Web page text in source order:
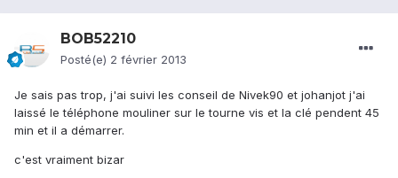
BOB52210
Posté(e) 2 février 2013
Je sais pas trop, j'ai suivi les conseil de Nivek90 et johanjot j'ai
laissé le téléphone mouliner sur le tourne vis et la clé pendent 45
min et il a démarrer.
c'est vraiment bizar